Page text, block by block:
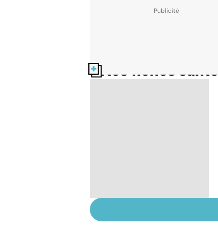
Nos fiches santé
occidental : ce qu’il